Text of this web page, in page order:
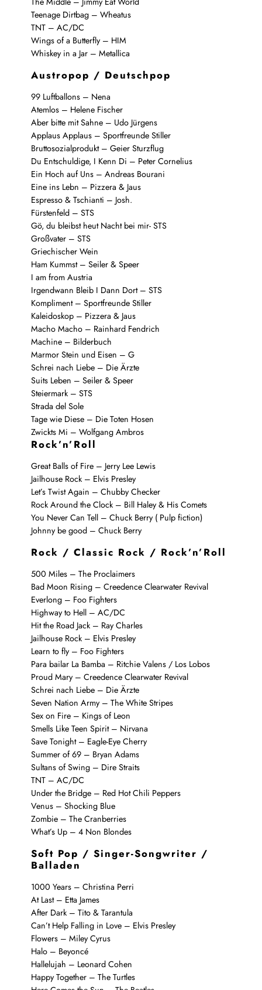
Teenage Dirtbag – Wheatus
TNT – AC/DC
Wings of a Butterfly – HIM
Whiskey in a Jar – Metallica
Austropop / Deutschpop
99 Luftballons – Nena
Atemlos – Helene Fischer
Aber bitte mit Sahne – Udo Jürgens
Applaus Applaus – Sportfreunde Stiller
Bruttosozialprodukt – Geier Sturzflug
Du Entschuldige, I Kenn Di – Peter Cornelius
Ein Hoch auf Uns – Andreas Bourani
Eine ins Lebn – Pizzera & Jaus
Espresso & Tschianti – Josh.
Fürstenfeld – STS
Gö, du bleibst heut Nacht bei mir- STS
Großvater – STS
Griechischer Wein
Ham Kummst – Seiler & Speer
I am from Austria
Irgendwann Bleib I Dann Dort – STS
Kompliment – Sportfreunde Stiller
Kaleidoskop – Pizzera & Jaus
Macho Macho – Rainhard Fendrich
Machine – Bilderbuch
Marmor Stein und Eisen – G
Schrei nach Liebe – Die Ärzte
Suits Leben – Seiler & Speer
Steiermark – STS
Strada del Sole
Tage wie Diese – Die Toten Hosen
Zwickts Mi – Wolfgang Ambros
Rock’n’Roll
Great Balls of Fire – Jerry Lee Lewis
Jailhouse Rock – Elvis Presley
Let’s Twist Again – Chubby Checker
Rock Around the Clock – Bill Haley & His Comets
You Never Can Tell – Chuck Berry ( Pulp fiction)
Johnny be good – Chuck Berry
Rock / Classic Rock / Rock’n’Roll
500 Miles – The Proclaimers
Bad Moon Rising – Creedence Clearwater Revival
Everlong – Foo Fighters
Highway to Hell – AC/DC
Hit the Road Jack – Ray Charles
Jailhouse Rock – Elvis Presley
Learn to fly – Foo Fighters
Para bailar La Bamba – Ritchie Valens / Los Lobos
Proud Mary – Creedence Clearwater Revival
Schrei nach Liebe – Die Ärzte
Seven Nation Army – The White Stripes
Sex on Fire – Kings of Leon
Smells Like Teen Spirit – Nirvana
Save Tonight – Eagle-Eye Cherry
Summer of 69 – Bryan Adams
Sultans of Swing – Dire Straits
TNT – AC/DC
Under the Bridge – Red Hot Chili Peppers
Venus – Shocking Blue
Zombie – The Cranberries
What’s Up – 4 Non Blondes
Soft Pop / Singer-Songwriter /
Balladen
1000 Years – Christina Perri
At Last – Etta James
After Dark – Tito & Tarantula
Can’t Help Falling in Love – Elvis Presley
Flowers – Miley Cyrus
Halo – Beyoncé
Hallelujah – Leonard Cohen
Happy Together – The Turtles